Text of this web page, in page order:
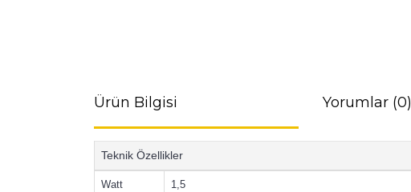
Ürün Bilgisi Yorumlar (0)
Teknik Özellikler
Watt 1,5